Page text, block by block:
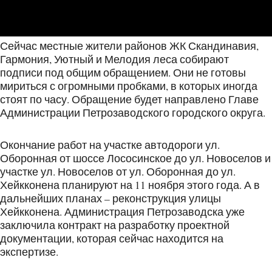
Сейчас местные жители районов ЖК Скандинавия,
Гармония, Уютный и Мелодия леса собирают
подписи под общим обращением. Они не готовы
мириться с огромными пробками, в которых иногда
стоят по часу. Обращение будет направлено Главе
Администрации Петрозаводского городского округа.
Окончание работ на участке автодороги ул.
Оборонная от шоссе Лососинское до ул. Новоселов и
участке ул. Новоселов от ул. Оборонная до ул.
Хейкконена планируют на 11 ноября этого года. А в
дальнейших планах – реконструкция улицы
Хейкконена. Администрация Петрозаводска уже
заключила контракт на разработку проектной
документации, которая сейчас находится на
экспертизе.